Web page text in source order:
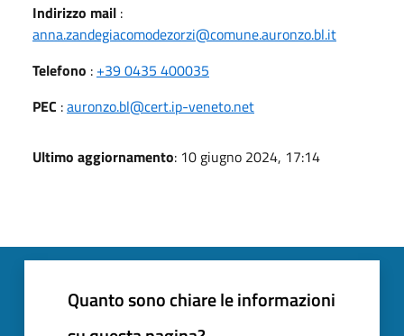
Indirizzo mail :
anna.zandegiacomodezorzi@comune.auronzo.bl.it
Telefono : +39 0435 400035
PEC :auronzo.bl@cert.ip-veneto.net
Ultimo aggiornamento: 10 giugno 2024, 17:14
Quanto sono chiare le informazioni